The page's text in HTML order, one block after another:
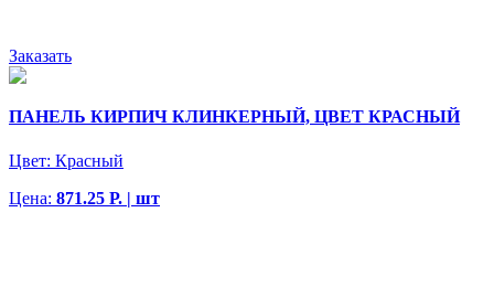
Заказать
ПАНЕЛЬ КИРПИЧ КЛИНКЕРНЫЙ, ЦВЕТ КРАСНЫЙ
Цвет: Красный
Цена: 871.25 Р. | шт